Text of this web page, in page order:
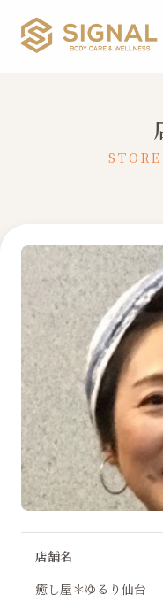
店舗名
癒し屋＊ゆるり仙台